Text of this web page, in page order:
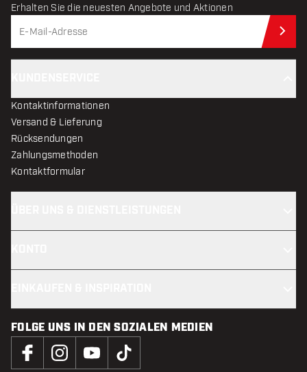
Erhalten Sie die neuesten Angebote und Aktionen
Kontaktinformationen
Versand & Lieferung
Rücksendungen
Zahlungsmethoden
Kontaktformular
FOLGE UNS IN DEN SOZIALEN MEDIEN